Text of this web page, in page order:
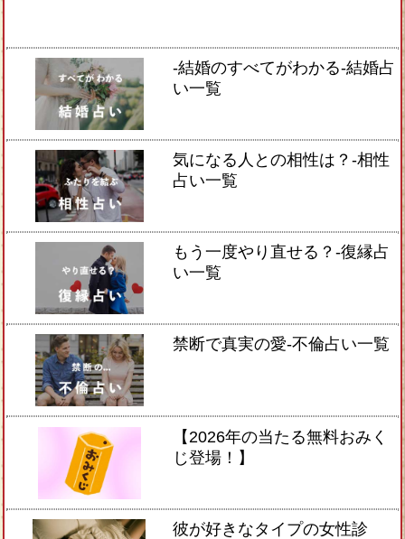
-結婚のすべてがわかる-結婚占
い一覧
気になる人との相性は？-相性
占い一覧
もう一度やり直せる？-復縁占
い一覧
禁断で真実の愛-不倫占い一覧
【2026年の当たる無料おみく
じ登場！】
彼が好きなタイプの女性診